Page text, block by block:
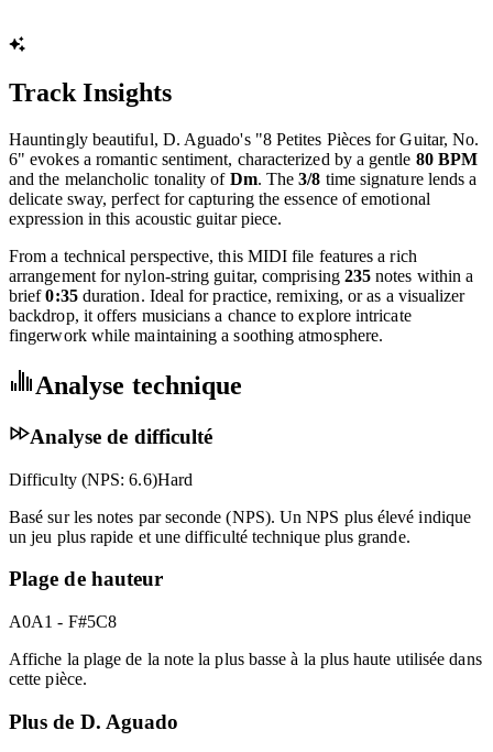
Track Insights
Hauntingly beautiful, D. Aguado's "8 Petites Pièces for Guitar, No.
6" evokes a romantic sentiment, characterized by a gentle80 BPM
and the melancholic tonality ofDm. The
expression in this acoustic guitar piece.
From a technical perspective, this MIDI file features a rich
arrangement for nylon-string guitar, comprising235notes within a
brief0:35duration. Ideal for practice, remixing, or as a visualizer
fingerwork while maintaining a soothing atmosphere.
Analyse technique
Analyse de difficulté
Difficulty (NPS:6.6)Hard
un jeu plus rapide et une difficulté technique plus grande.
Plage de hauteur
A0A1 - F#5C8
cette pièce.